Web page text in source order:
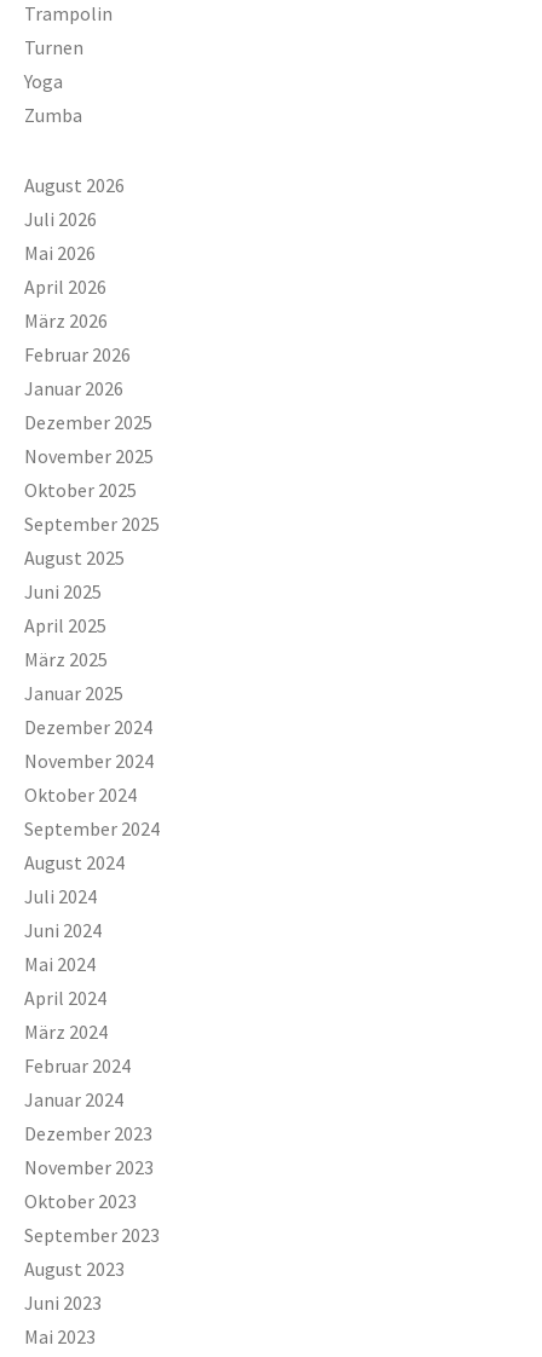
Trampolin
Turnen
Yoga
Zumba
August 2026
Juli 2026
Mai 2026
April 2026
März 2026
Februar 2026
Januar 2026
Dezember 2025
November 2025
Oktober 2025
September 2025
August 2025
Juni 2025
April 2025
März 2025
Januar 2025
Dezember 2024
November 2024
Oktober 2024
September 2024
August 2024
Juli 2024
Juni 2024
Mai 2024
April 2024
März 2024
Februar 2024
Januar 2024
Dezember 2023
November 2023
Oktober 2023
September 2023
August 2023
Juni 2023
Mai 2023